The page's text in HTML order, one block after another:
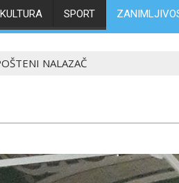
KULTURA SPORT
NALAZAČ